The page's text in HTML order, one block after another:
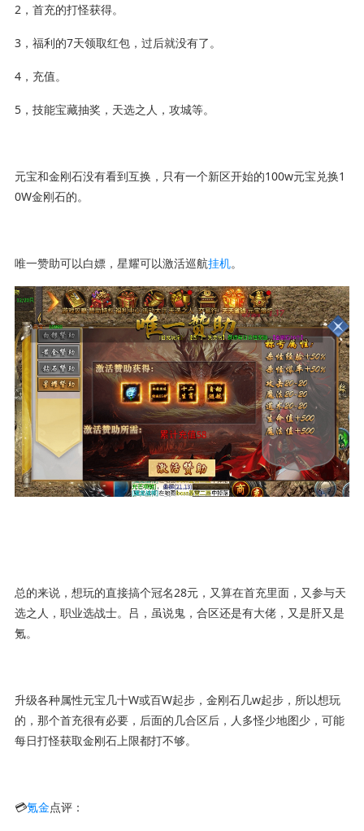
2，首充的打怪获得。
3，福利的7天领取红包，过后就没有了。
4，充值。
5，技能宝藏抽奖，天选之人，攻城等。
元宝和金刚石没有看到互换，只有一个新区开始的100w元宝兑换1
0W金刚石的。
唯一赞助可以白嫖，星耀可以激活巡航挂机。
总的来说，想玩的直接搞个冠名28元，又算在首充里面，又参与天
选之人，职业选战士。吕，虽说鬼，合区还是有大佬，又是肝又是
氪。
升级各种属性元宝几十W或百W起步，金刚石几w起步，所以想玩
的，那个首充很有必要，后面的几合区后，人多怪少地图少，可能
每日打怪获取金刚石上限都打不够。
💳氪金点评：